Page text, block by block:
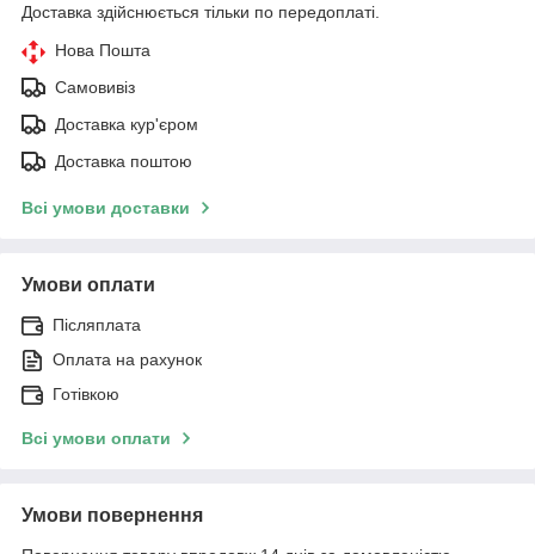
Доставка здійснюється тільки по передоплаті.
Нова Пошта
Самовивіз
Доставка кур'єром
Доставка поштою
Всі умови доставки
Умови оплати
Післяплата
Оплата на рахунок
Готівкою
Всі умови оплати
Умови повернення